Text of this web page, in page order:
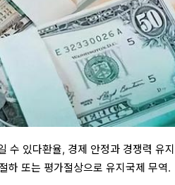
수 있다환율, 경제 안정과 경쟁력 유
하 또는 평가절상으로 유지국제 무역.